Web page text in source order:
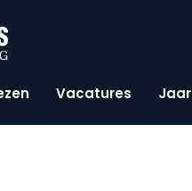
Vacatures